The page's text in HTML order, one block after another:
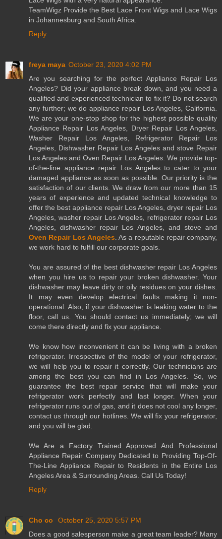
TeamWigz Provide the Best Lace Front Wigs and Lace Wigs
in Johannesburg and South Africa.
Reply
freya maya October 23, 2020 4:02 PM
Are you searching for the perfect Appliance Repair Los
Angeles? Did your appliance break down, and you need a
qualified and experienced technician to fix it? Do not search
any further; we do appliance repair Los Angeles, California.
We are your one-stop shop for the highest possible quality
Appliance Repair Los Angeles, Dryer Repair Los Angeles,
Washer Repair Los Angeles, Refrigerator Repair Los
Angeles, Dishwasher Repair Los Angeles and stove Repair
Los Angeles and Oven Repair Los Angeles. We provide top-
of-the-line appliance repair Los Angeles to cater to your
damaged appliance as soon as possible. Our priority is the
satisfaction of our clients. We draw from our more than 15
years of experience and updated technical knowledge to
offer the best appliance repair Los Angeles, dryer repair Los
Angeles, washer repair Los Angeles, refrigerator repair Los
Angeles, dishwasher repair Los Angeles, and stove and
Oven Repair Los Angeles . As a reputable repair company,
we work hard to fulfill our corporate goals.
You are assured of the best dishwasher repair Los Angeles
when you hire us to repair your broken dishwasher. Your
dishwasher may leave dirty or oily residues on your dishes.
It may even develop electrical faults making it non-
operational. Also, if your dishwasher is leaking water to the
floor, call us. You should contact us immediately; we will
come there directly and fix your appliance.
We know how inconvenient it can be living with a broken
refrigerator. Irrespective of the model of your refrigerator,
we will help you to repair it correctly. Our technicians are
among the best you can find in Los Angeles. So, we
guarantee the best repair service that will make your
refrigerator work perfectly and last longer. When your
refrigerator runs out of gas, and it does not cool any longer,
contact us through our hotlines. We will fix your refrigerator,
and you will be glad.
We Are a Factory Trained Approved And Professional
Appliance Repair Company Dedicated to Providing Top-Of-
The-Line Appliance Repair to Residents in the Entire Los
Angeles Area & Surrounding Areas. Call Us Today!
Reply
Cho co
October 25, 2020 5:57 PM
Does a good salesperson make a great team leader? Many